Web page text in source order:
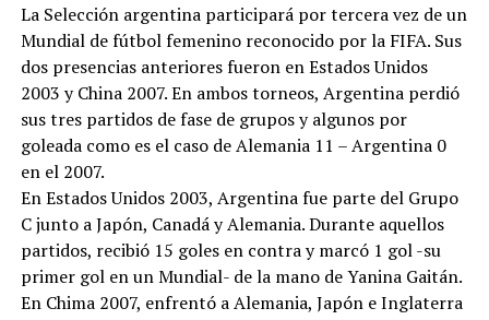
La Selección argentina participará por tercera vez de un
Mundial de fútbol femenino reconocido por la FIFA. Sus
dos presencias anteriores fueron en Estados Unidos
2003 y China 2007. En ambos torneos, Argentina perdió
sus tres partidos de fase de grupos y algunos por
goleada como es el caso de Alemania 11 – Argentina 0
en el 2007.
En Estados Unidos 2003, Argentina fue parte del Grupo
C junto a Japón, Canadá y Alemania. Durante aquellos
partidos, recibió 15 goles en contra y marcó 1 gol -su
primer gol en un Mundial- de la mano de Yanina Gaitán.
En Chima 2007, enfrentó a Alemania, Japón e Inglaterra